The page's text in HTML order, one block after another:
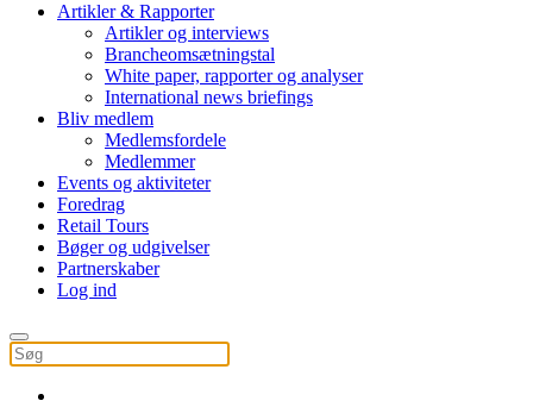
Artikler & Rapporter
Artikler og interviews
Brancheomsætningstal
White paper, rapporter og analyser
International news briefings
Bliv medlem
Medlemsfordele
Medlemmer
Events og aktiviteter
Foredrag
Retail Tours
Bøger og udgivelser
Partnerskaber
Log ind